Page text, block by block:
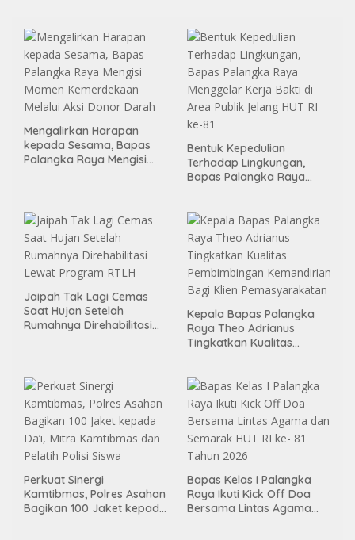
Mengalirkan Harapan
kepada Sesama, Bapas
Palangka Raya Mengisi
Bentuk Kepedulian
Terhadap Lingkungan,
Bapas Palangka Raya
ke-81
Jaipah Tak Lagi Cemas
Saat Hujan Setelah
Rumahnya Direhabilitasi
Kepala Bapas Palangka
Raya Theo Adrianus
Tingkatkan Kualitas
Pemasyarakatan
Perkuat Sinergi
Kamtibmas, Polres Asahan
Bagikan 100 Jaket kepada
Bapas Kelas I Palangka
Raya Ikuti Kick Off Doa
Bersama Lintas Agama